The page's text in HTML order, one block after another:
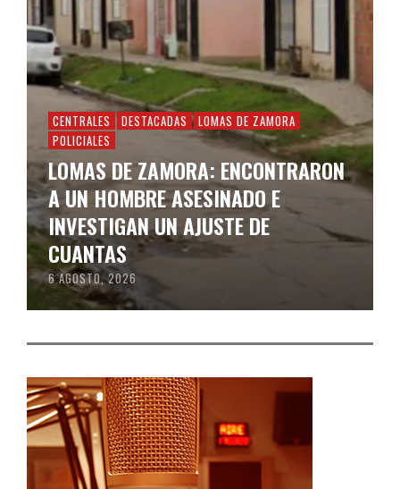
CENTRALES DESTACADAS
LOMAS DE ZAMORA
POLICIALES
LOMAS DE ZAMORA: ENCONTRARON
A UN HOMBRE ASESINADO E
INVESTIGAN UN AJUSTE DE
CUANTAS
6 AGOSTO, 2026